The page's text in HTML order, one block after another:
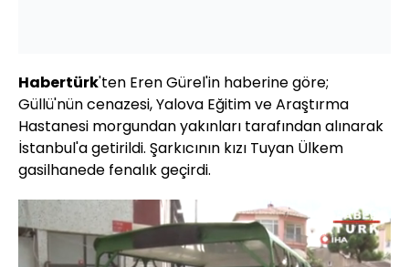
Habertürk'ten Eren Gürel'in haberine göre;
Güllü'nün cenazesi, Yalova Eğitim ve Araştırma
Hastanesi morgundan yakınları tarafından alınarak
İstanbul'a getirildi. Şarkıcının kızı Tuyan Ülkem
gasilhanede fenalık geçirdi.